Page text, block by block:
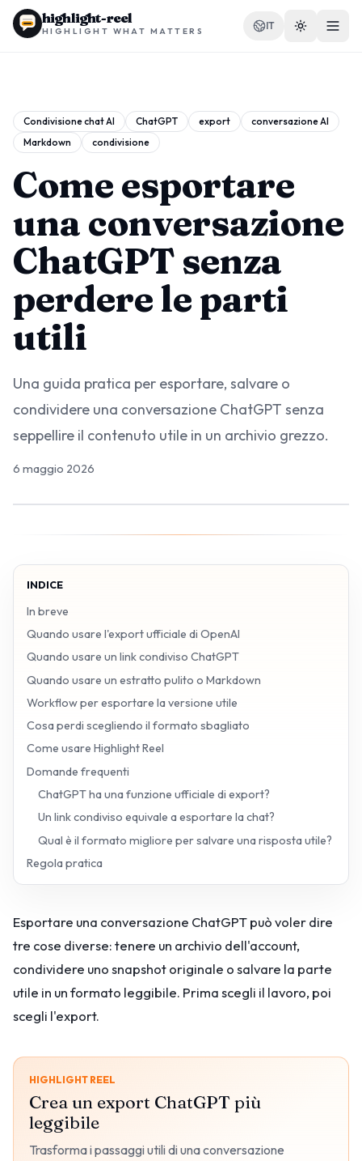
highlight-reel
HIGHLIGHT WHAT MATTERS IT
RISORSE
Blog
Modelli
Casi d'uso
Estensione
Condivisione chat AI ChatGPT export
conversazione AI
Markdown
condivisione
Come esportare
una conversazione
ChatGPT senza
perdere le parti
utili
Una guida pratica per esportare, salvare o
condividere una conversazione ChatGPT senza
seppellire il contenuto utile in un archivio grezzo.
6 maggio 2026
INDICE
In breve
Quando usare l'export ufficiale di OpenAI
Quando usare un link condiviso ChatGPT
Quando usare un estratto pulito o Markdown
Workflow per esportare la versione utile
Cosa perdi scegliendo il formato sbagliato
Come usare Highlight Reel
Domande frequenti
ChatGPT ha una funzione ufficiale di export?
Un link condiviso equivale a esportare la chat?
Qual è il formato migliore per salvare una risposta utile?
Regola pratica
Esportare una conversazione ChatGPT può voler dire
tre cose diverse: tenere un archivio dell'account,
condividere uno snapshot originale o salvare la parte
utile in un formato leggibile. Prima scegli il lavoro, poi
scegli l'export.
HIGHLIGHT REEL
Crea un export ChatGPT più
leggibile
Trasforma i passaggi utili di una conversazione